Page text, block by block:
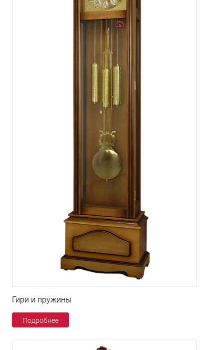
Гири и пружины
Подробнее